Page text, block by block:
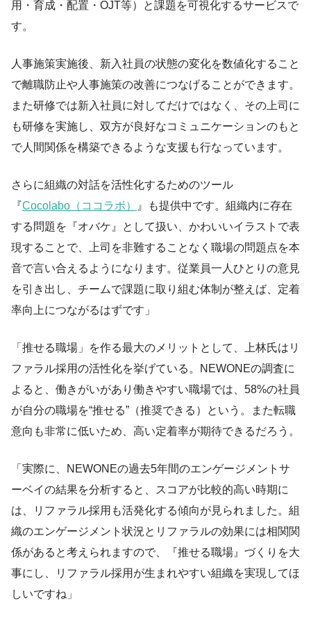
用・育成・配置・OJT等）と課題を可視化するサービスで
す。
人事施策実施後、新入社員の状態の変化を数値化すること
で離職防止や人事施策の改善につなげることができます。
また研修では新入社員に対してだけではなく、その上司に
も研修を実施し、双方が良好なコミュニケーションのもと
で人間関係を構築できるような支援も行なっています。
さらに組織の対話を活性化するためのツール
『Cocolabo（ココラボ）
』も提供中です。組織内に存在
する問題を『オバケ』として扱い、かわいいイラストで表
現することで、上司を非難することなく職場の問題点を本
音で言い合えるようになります。従業員一人ひとりの意見
を引き出し、チームで課題に取り組む体制が整えば、定着
率向上につながるはずです」
「推せる職場」を作る最大のメリットとして、上林氏はリ
ファラル採用の活性化を挙げている。NEWONEの調査に
よると、働きがいがあり働きやすい職場では、58%の社員
が自分の職場を“推せる”（推奨できる）という。また転職
意向も非常に低いため、高い定着率が期待できるだろう。
「実際に、NEWONEの過去5年間のエンゲージメントサ
ーベイの結果を分析すると、スコアが比較的高い時期に
は、リファラル採用も活発化する傾向が見られました。組
織のエンゲージメント状況とリファラルの効果には相関関
係があると考えられますので、『推せる職場』づくりを大
事にし、リファラル採用が生まれやすい組織を実現してほ
しいですね」